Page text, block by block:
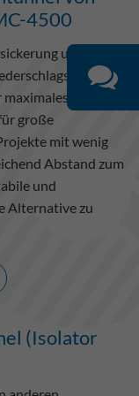
4500
und
große
mit wenig
Abstand zum
und
Alternative zu
(Isolator